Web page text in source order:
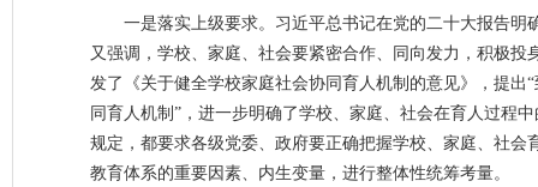
一是落实上级要求。习近平总书记在党的二十大报告明
又强调，学校、家庭、社会要紧密合作、同向发力，积极
发了《关于健全学校家庭社会协同育人机制的意见》，提出
同育人机制”，进一步明确了学校、家庭、社会在育人过程
规定，都要求各级党委、政府要正确把握学校、家庭、社
教育体系的重要因素、内生变量，进行整体性统筹考量。